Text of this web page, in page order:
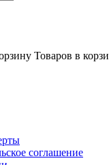
Товаров в
соглашение